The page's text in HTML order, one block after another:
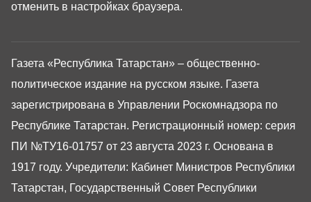
Газета «Республика Татарстан» – общественно-
политическое издание на русском языке. Газета
зарегистрирована в Управлении Роскомнадзора по
Республике Татарстан. Регистрационный номер: серия
ПИ №ТУ16-01757 от 23 августа 2023 г. Основана в
1917 году. Учредители: Кабинет Министров Республики
Татарстан, Государственный Совет Республики
отменить в настройках браузера.